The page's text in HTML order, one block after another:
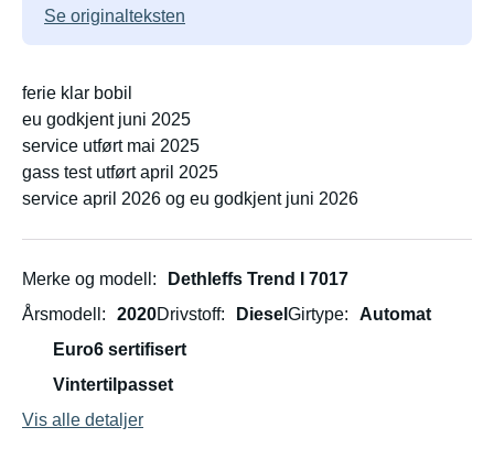
Se originalteksten
ferie klar bobil
eu godkjent juni 2025
service utført mai 2025
gass test utført april 2025
service april 2026 og eu godkjent juni 2026
Merke og modell
Dethleffs Trend I 7017
Årsmodell
2020Drivstoff Diesel Girtype
Automat
Euro6 sertifisert
Vintertilpasset
Vis alle detaljer